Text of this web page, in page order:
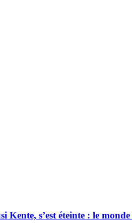
Kente, s’est éteinte : le